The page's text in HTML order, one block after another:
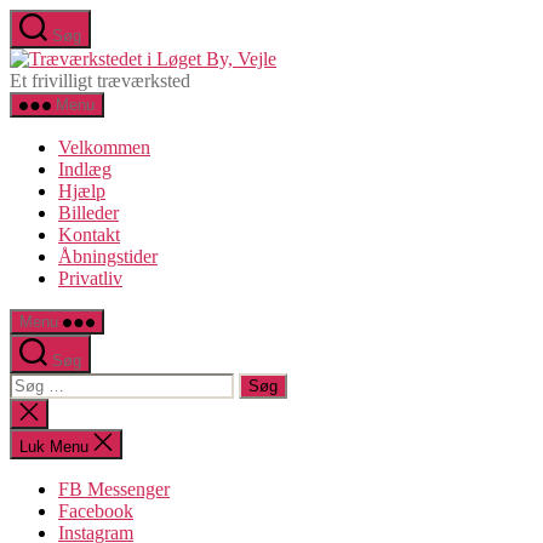
Spring
til
indholdet
Søg
Træværkstedet
Et frivilligt træværksted
Menu
Velkommen
Indlæg
Hjælp
Billeder
Kontakt
Åbningstider
Privatliv
Menu
Søg
Søg
efter:
Luk
søgning
Luk Menu
FB Messenger
Facebook
Instagram